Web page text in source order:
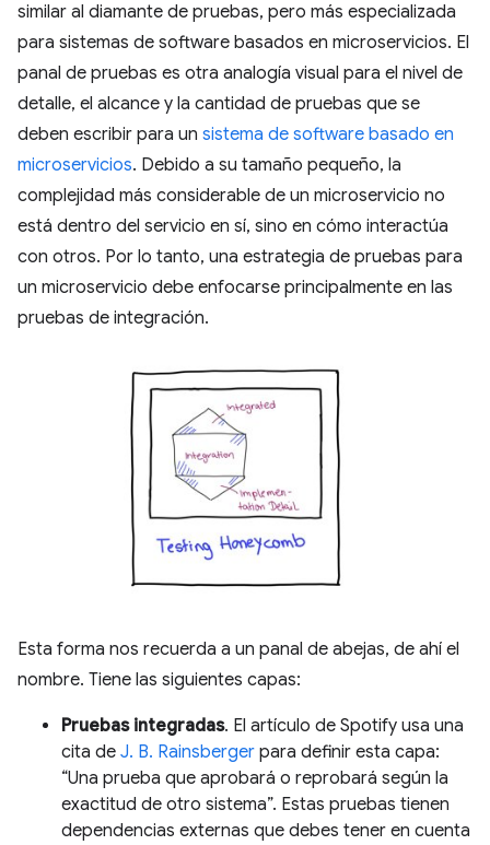
similar al diamante de pruebas, pero más especializada
para sistemas de software basados en microservicios. El
panal de pruebas es otra analogía visual para el nivel de
detalle, el alcance y la cantidad de pruebas que se
deben escribir para un sistema de software basado en
microservicios. Debido a su tamaño pequeño, la
complejidad más considerable de un microservicio no
está dentro del servicio en sí, sino en cómo interactúa
con otros. Por lo tanto, una estrategia de pruebas para
un microservicio debe enfocarse principalmente en las
pruebas de integración.
Esta forma nos recuerda a un panal de abejas, de ahí el
nombre. Tiene las siguientes capas:
Pruebas integradas. El artículo de Spotify usa una
cita de J. B. Rainsberger para definir esta capa:
“Una prueba que aprobará o reprobará según la
exactitud de otro sistema”. Estas pruebas tienen
dependencias externas que debes tener en cuenta